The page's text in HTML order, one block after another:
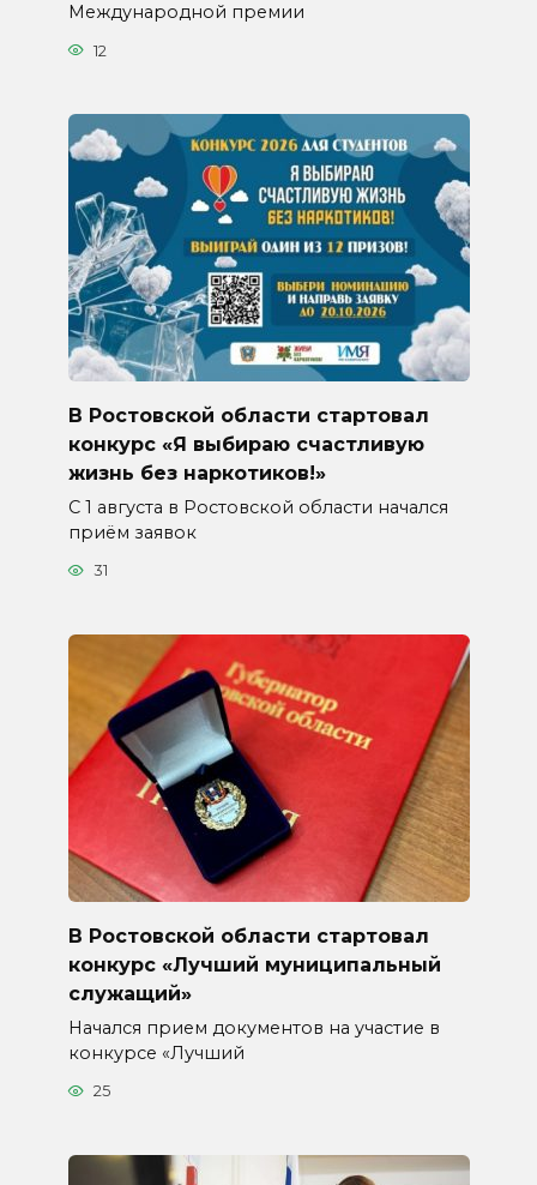
Международной премии
12
В Ростовской области стартовал
конкурс «Я выбираю счастливую
жизнь без наркотиков!»
С 1 августа в Ростовской области начался
приём заявок
31
В Ростовской области стартовал
конкурс «Лучший муниципальный
служащий»
Начался прием документов на участие в
конкурсе «Лучший
25